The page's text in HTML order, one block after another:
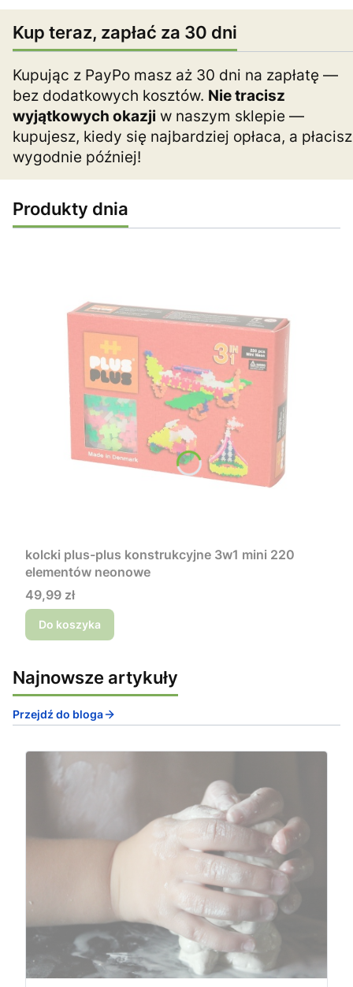
Kup teraz, zapłać za 30 dni
Kupując z PayPo masz aż 30 dni na zapłatę —
bez dodatkowych kosztów. Nie tracisz
wyjątkowych okazji w naszym sklepie —
kupujesz, kiedy się najbardziej opłaca, a płacisz
wygodnie później!
Produkty dnia
kolcki plus-plus konstrukcyjne 3w1 mini 220
elementów neonowe
Cena
49,99 zł
Do koszyka
Najnowsze artykuły
Przejdź do bloga